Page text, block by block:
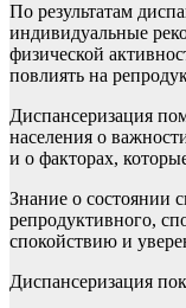
По результатам
индивидуальные
физической
повлиять на
Диспансеризация
населения о
и о факторах,
Знание о состоянии
репродуктивного,
спокойствию и
Диспансеризация